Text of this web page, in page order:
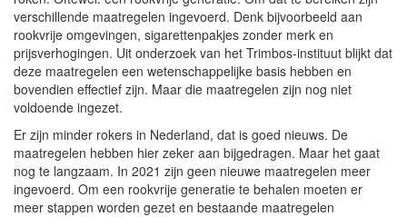
verschillende maatregelen ingevoerd. Denk bijvoorbeeld aan
rookvrije omgevingen, sigarettenpakjes zonder merk en
prijsverhogingen. Uit onderzoek van het Trimbos-instituut blijkt dat
deze maatregelen een wetenschappelijke basis hebben en
bovendien effectief zijn. Maar die maatregelen zijn nog niet
voldoende ingezet.
Er zijn minder rokers in Nederland, dat is goed nieuws. De
maatregelen hebben hier zeker aan bijgedragen. Maar het gaat
nog te langzaam. In 2021 zijn geen nieuwe maatregelen meer
ingevoerd. Om een rookvrije generatie te behalen moeten er
meer stappen worden gezet en bestaande maatregelen